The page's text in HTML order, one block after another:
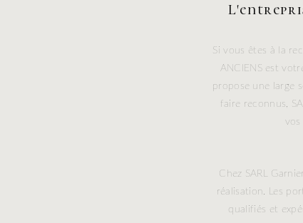
Si vous êtes à la
ANCIENS est
propose une large
faire reconnus,
Chez SARL
réalisation. Les
qualifiés et